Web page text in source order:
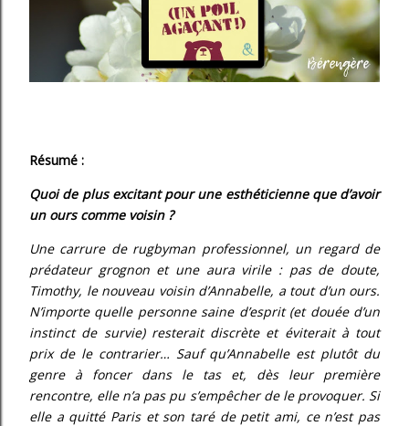
Résumé :
Quoi de plus excitant pour une esthéticienne que d’avoir
un ours comme voisin ?
Une carrure de rugbyman professionnel, un regard de
prédateur grognon et une aura virile : pas de doute,
Timothy, le nouveau voisin d’Annabelle, a tout d’un ours.
N’importe quelle personne saine d’esprit (et douée d’un
instinct de survie) resterait discrète et éviterait à tout
prix de le contrarier… Sauf qu’Annabelle est plutôt du
genre à foncer dans le tas et, dès leur première
rencontre, elle n’a pas pu s’empêcher de le provoquer. Si
elle a quitté Paris et son taré de petit ami, ce n’est pas